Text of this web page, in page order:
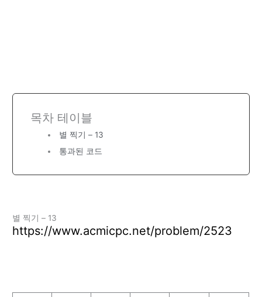
목차 테이블
별 찍기 – 13
통과된 코드
별 찍기 – 13
https://www.acmicpc.net/problem/2523